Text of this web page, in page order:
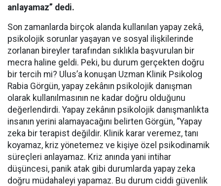
anlayamaz” dedi.
Son zamanlarda birçok alanda kullanılan yapay zekâ,
psikolojik sorunlar yaşayan ve sosyal ilişkilerinde
zorlanan bireyler tarafından sıklıkla başvurulan bir
mecra haline geldi. Peki, bu durum gerçekten doğru
bir tercih mi? Ulus’a konuşan Uzman Klinik Psikolog
Rabia Görgün, yapay zekânın psikolojik danışman
olarak kullanılmasının ne kadar doğru olduğunu
değerlendirdi. Yapay zekânın psikolojik danışmanlıkta
insanın yerini alamayacağını belirten Görgün, “Yapay
zeka bir terapist değildir. Klinik karar veremez, tanı
koyamaz, kriz yönetemez ve kişiye özel psikodinamik
süreçleri anlayamaz. Kriz anında yani intihar
düşüncesi, panik atak gibi durumlarda yapay zeka
doğru müdahaleyi yapamaz. Bu durum ciddi güvenlik